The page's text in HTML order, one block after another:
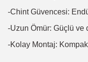
-Chint Güvencesi:
-Uzun Ömür: Güçlü ve
-Kolay Montaj: